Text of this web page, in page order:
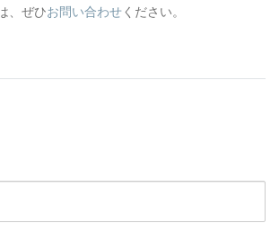
、ぜひお問い合わせください。